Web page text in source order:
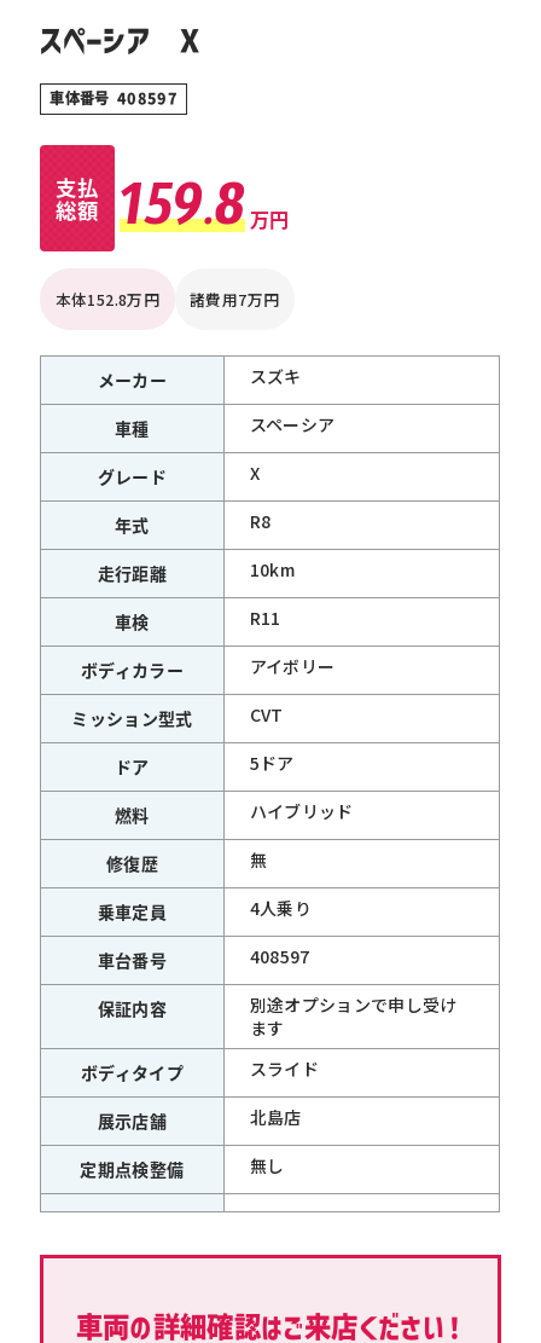
スペーシア X
車体番号 408597
支払
総額 159.8 万円
本体152.8万円 諸費用7万円
メーカー スズキ
車種 スペーシア
グレード X
年式 R8
走行距離 10km
車検 R11
ボディカラー アイボリー
ミッション型式 CVT
ドア 5ドア
燃料 ハイブリッド
修復歴 無
乗車定員 4人乗り
車台番号 408597
保証内容
別途オプションで申し受け
ます
ボディタイプ
スライド
展示店舗 北島店
定期点検整備 無し
車両の詳細確認はご来店ください！